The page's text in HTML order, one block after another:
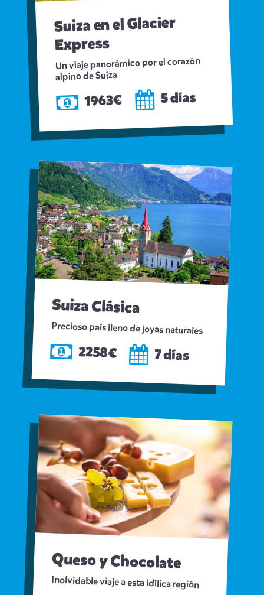
Suiza en el Glacier
Express
Un viaje panorámico por el corazón
alpino de Suiza
1963€ 5 días
Suiza Clásica
Precioso país lleno de joyas naturales
2258€ 7 días
Queso y Chocolate
Inolvidable viaje a esta idílica región